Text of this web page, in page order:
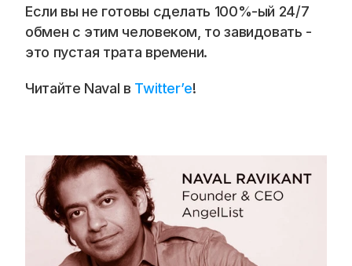
Если вы не готовы сделать 100%-ый 24/7
обмен с этим человеком, то завидовать -
это пустая трата времени.
Читайте Naval в Twitter’е!